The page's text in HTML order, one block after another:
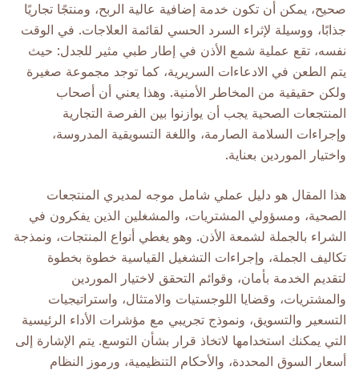
صحيح، يمكن أن تكون خدمة إضافية عالية الربح، ومنتجًا تجاريًا
جذابًا، ووسيلة لإثراء السرد الحسي لقائمة العلاجات. في الوقت
نفسه، تقع عملية شمع الأذن في إطار طبي مثير للجدل: حيث
يتم الطعن في الادعاءات السريرية، كما توجد مجموعة صغيرة
ولكن حقيقية من المخاطر الأمنية. وهذا يعني أن أصحاب
المنتجعات الصحية يجب أن يوازنوا بين الفرصة التجارية
وإجراءات السلامة الصارمة، واللغة التسويقية المدروسة،
واختيار الموردين بعناية.
هذا المقال هو دليل عملي شامل موجه لمديري المنتجعات
الصحية، ومسؤولي المشتريات، والمشغلين الذين يفكرون في
الشراء بالجملة لشمعة الأذن. وهو يغطي أنواع المنتجات، ونمذجة
تكاليف الجملة، وإجراءات التشغيل القياسية خطوة بخطوة
لتقديم الخدمة بأمان، وقوائم التحقق لاختيار الموردين
والمشتريات، وقضايا اللوجستيات والامتثال، واستراتيجيات
التسعير والتسويق، ونموذج تجريبي مع مؤشرات الأداء الرئيسية
التي يمكنك استخدامها لاتخاذ قرار بشأن التوسع. يتم الإشارة إلى
أسعار السوق المحددة، والأحكام التنظيمية، ورموز النظام